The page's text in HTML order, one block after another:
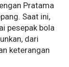
Pratama
Saat ini,
pesepak bola
dari
keterangan